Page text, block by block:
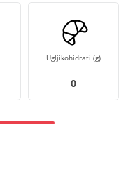
Ugljikohidrati (g)
0